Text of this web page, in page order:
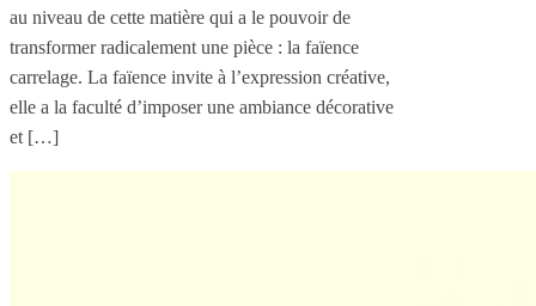
au niveau de cette matière qui a le pouvoir de
transformer radicalement une pièce : la faïence
carrelage. La faïence invite à l’expression créative,
elle a la faculté d’imposer une ambiance décorative
et […]